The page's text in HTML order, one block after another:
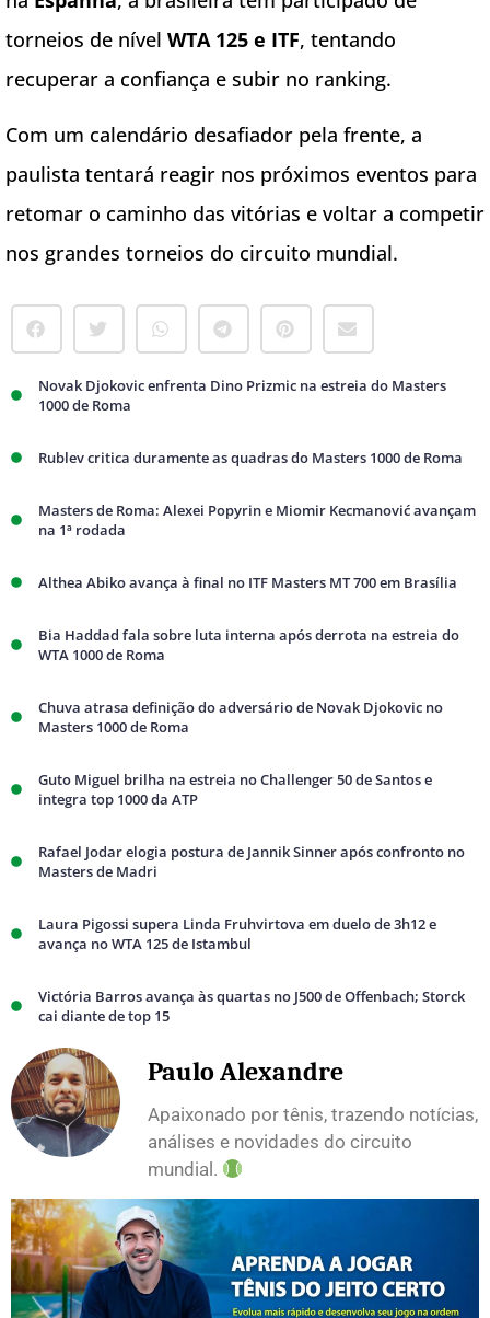
torneios de nível WTA 125 e ITF, tentando
recuperar a confiança e subir no ranking.
Com um calendário desafiador pela frente, a
paulista tentará reagir nos próximos eventos para
retomar o caminho das vitórias e voltar a competir
nos grandes torneios do circuito mundial.
Novak Djokovic enfrenta Dino Prizmic na estreia do Masters
1000 de Roma
Rublev critica duramente as quadras do Masters 1000 de Roma
Masters de Roma: Alexei Popyrin e Miomir Kecmanović avançam
na 1ª rodada
Althea Abiko avança à final no ITF Masters MT 700 em Brasília
Bia Haddad fala sobre luta interna após derrota na estreia do
WTA 1000 de Roma
Chuva atrasa definição do adversário de Novak Djokovic no
Masters 1000 de Roma
Guto Miguel brilha na estreia no Challenger 50 de Santos e
integra top 1000 da ATP
Rafael Jodar elogia postura de Jannik Sinner após confronto no
Masters de Madri
Laura Pigossi supera Linda Fruhvirtova em duelo de 3h12 e
avança no WTA 125 de Istambul
Victória Barros avança às quartas no J500 de Offenbach; Storck
cai diante de top 15
Paulo Alexandre
Apaixonado por tênis, trazendo notícias,
análises e novidades do circuito
mundial.